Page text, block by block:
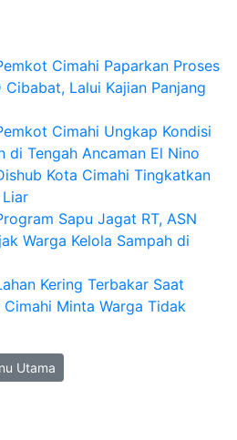
Cimahi Paparkan Proses
Cibabat, Lalui Kajian Panjang
Cimahi Ungkap Kondisi
di Tengah Ancaman El Nino
Kota Cimahi Tingkatkan
Sapu Jagat RT, ASN
Warga Kelola Sampah di
Kering Terbakar Saat
Cimahi Minta Warga Tidak
Utama